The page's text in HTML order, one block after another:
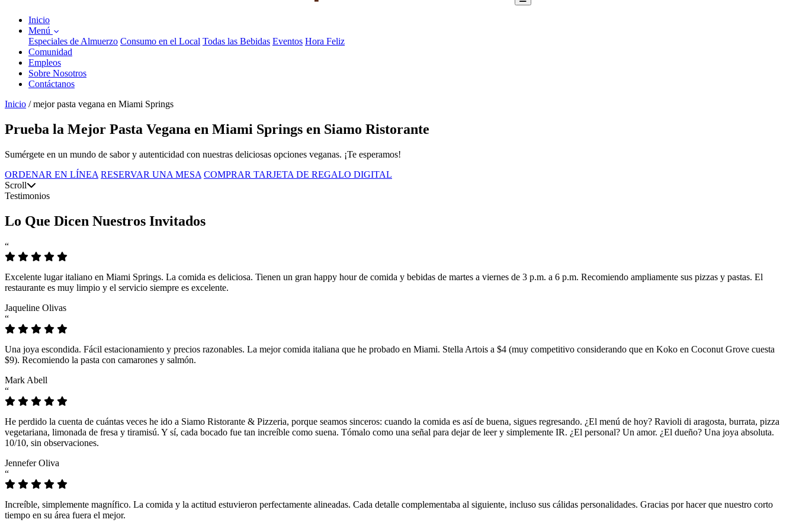
Inicio
Menú
Especiales de Almuerzo Consumo en el Local Todas las Bebidas Eventos Hora Feliz
Comunidad
Empleos
Sobre Nosotros
Contáctanos
Inicio / mejor pasta vegana en Miami Springs
Prueba la Mejor Pasta Vegana en Miami Springs en Siamo Ristorante
Sumérgete en un mundo de sabor y autenticidad con nuestras deliciosas opciones veganas. ¡Te esperamos!
ORDENAR EN LÍNEA RESERVAR UNA MESA COMPRAR TARJETA DE REGALO DIGITAL
Scroll
Testimonios
Lo Que Dicen Nuestros Invitados
“
Excelente lugar italiano en Miami Springs. La comida es deliciosa. Tienen un gran happy hour de comida y bebidas de martes a viernes de 3 p.m. a 6 p.m. Recomiendo ampliamente sus pizzas y pastas. El
restaurante es muy limpio y el servicio siempre es excelente.
Jaqueline Olivas
“
Una joya escondida. Fácil estacionamiento y precios razonables. La mejor comida italiana que he probado en Miami. Stella Artois a $4 (muy competitivo considerando que en Koko en Coconut Grove cuesta
$9). Recomiendo la pasta con camarones y salmón.
Mark Abell
“
He perdido la cuenta de cuántas veces he ido a Siamo Ristorante & Pizzeria, porque seamos sinceros: cuando la comida es así de buena, sigues regresando. ¿El menú de hoy? Ravioli di aragosta, burrata, pizza
vegetariana, limonada de fresa y tiramisú. Y sí, cada bocado fue tan increíble como suena. Tómalo como una señal para dejar de leer y simplemente IR. ¿El personal? Un amor. ¿El dueño? Una joya absoluta.
10/10, sin observaciones.
Jennefer Oliva
“
Increíble, simplemente magnífico. La comida y la actitud estuvieron perfectamente alineadas. Cada detalle complementaba al siguiente, incluso sus cálidas personalidades. Gracias por hacer que nuestro corto
tiempo en su área fuera el mejor.